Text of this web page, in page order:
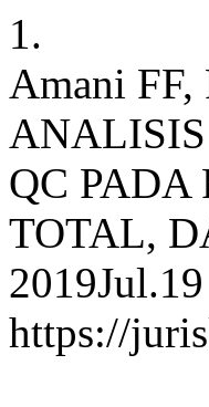
1.
Amani FF,
QC
TOTAL,
https://